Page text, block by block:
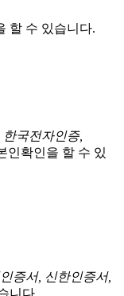
할 수 있습니다.
국전자인증,
인확인을 할 수 있
증서, 신한인증서,